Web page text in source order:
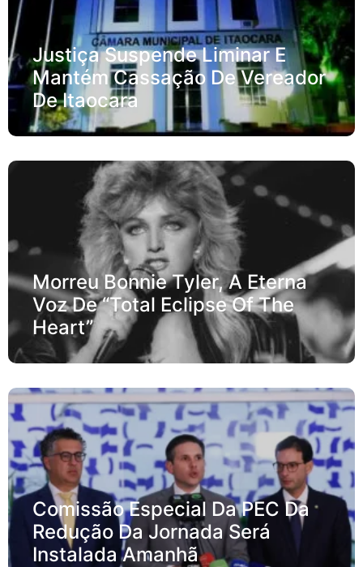
Justiça Suspende Liminar E
Mantém Cassação De Vereador
De Itaocara
Morreu Bonnie Tyler, A Eterna
Voz De “Total Eclipse Of The
Heart”
Comissão Especial Da PEC Da
Redução Da Jornada Será
Instalada Amanhã